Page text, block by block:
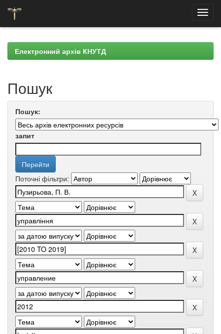
navigationЕлектронний архів КНУТД
Пошук
Пошук:
запит
Поточні фільтри: